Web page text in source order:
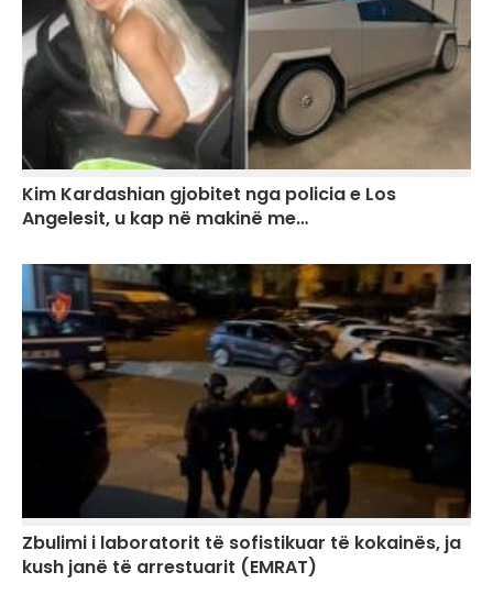
Kim Kardashian gjobitet nga policia e Los
Angelesit, u kap në makinë me…
Zbulimi i laboratorit të sofistikuar të kokainës, ja
kush janë të arrestuarit (EMRAT)